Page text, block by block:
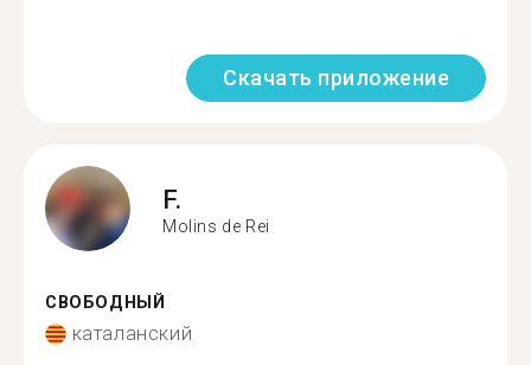
Скачать приложение
F.
Molins de Rei
СВОБОДНЫЙ
каталанский